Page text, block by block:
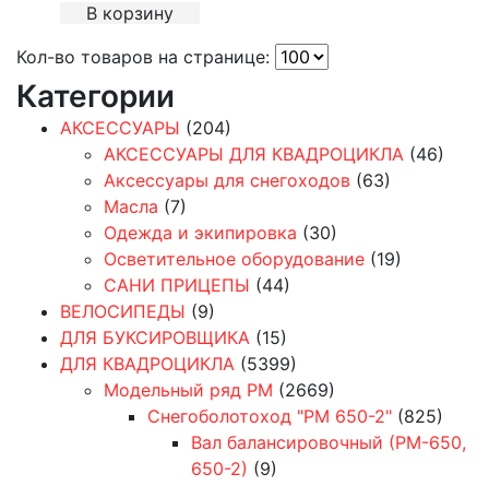
В корзину
Кол-во товаров на странице:
Категории
АКСЕССУАРЫ (204)
АКСЕССУАРЫ ДЛЯ КВАДРОЦИКЛА (46)
Аксессуары для снегоходов (63)
Масла (7)
Одежда и экипировка (30)
Осветительное оборудование (19)
САНИ ПРИЦЕПЫ (44)
ВЕЛОСИПЕДЫ (9)
ДЛЯ БУКСИРОВЩИКА (15)
ДЛЯ КВАДРОЦИКЛА (5399)
Модельный ряд РМ (2669)
Снегоболотоход "РМ 650-2" (825)
Вал балансировочный (РМ-650,
650-2) (9)